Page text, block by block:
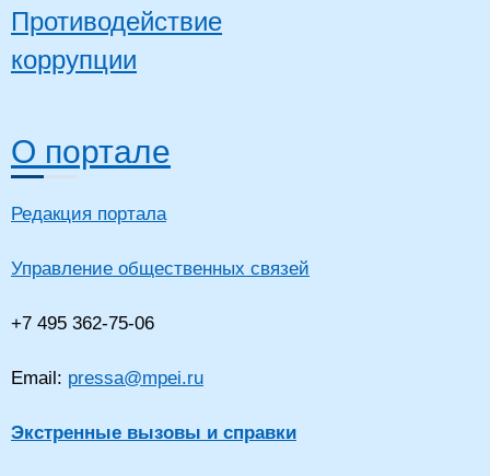
Противодействие
коррупции
О портале
Редакция портала
Управление общественных связей
+7 495 362-75-06
Email: pressa@mpei.ru
Экстренные вызовы и справки